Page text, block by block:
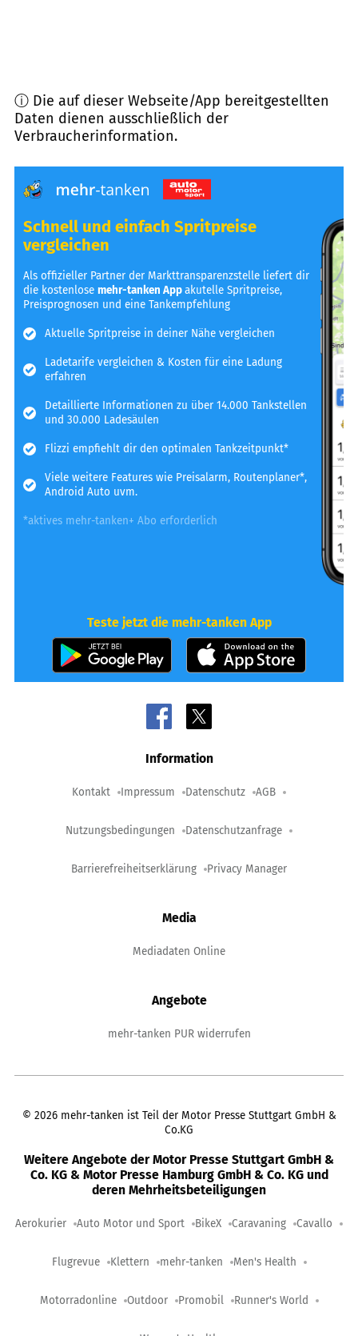
ⓘ Die auf dieser Webseite/App bereitgestellten
Daten dienen ausschließlich der
Verbraucherinformation.
Schnell und einfach Spritpreise
vergleichen
Als offizieller Partner der Markttransparenzstelle liefert dir
die kostenlosemehr-tanken Appakutelle Spritpreise,
Preisprognosen und eine Tankempfehlung
Aktuelle Spritpreise in deiner Nähe vergleichen
Ladetarife vergleichen & Kosten für eine Ladung
erfahren
Detaillierte Informationen zu über 14.000 Tankstellen
und 30.000 Ladesäulen
Flizzi empfiehlt dir den optimalen Tankzeitpunkt*
Viele weitere Features wie Preisalarm, Routenplaner*,
Android Auto uvm.
*aktives mehr-tanken+ Abo erforderlich
Teste jetzt die mehr-tanken App
Information
Kontakt Impressum Datenschutz AGB
Nutzungsbedingungen Datenschutzanfrage
Barrierefreiheitserklärung Privacy Manager
Media
Mediadaten Online
Angebote
mehr-tanken PUR widerrufen
© 2026 mehr-tanken ist Teil der Motor Presse Stuttgart GmbH &
Co.KG
Weitere Angebote der Motor Presse Stuttgart GmbH &
Co. KG & Motor Presse Hamburg GmbH & Co. KG und
deren Mehrheitsbeteiligungen
Aerokurier Auto Motor und Sport BikeX Caravaning Cavallo
Flugrevue Klettern mehr-tanken Men's Health
Motorradonline Outdoor Promobil Runner's World